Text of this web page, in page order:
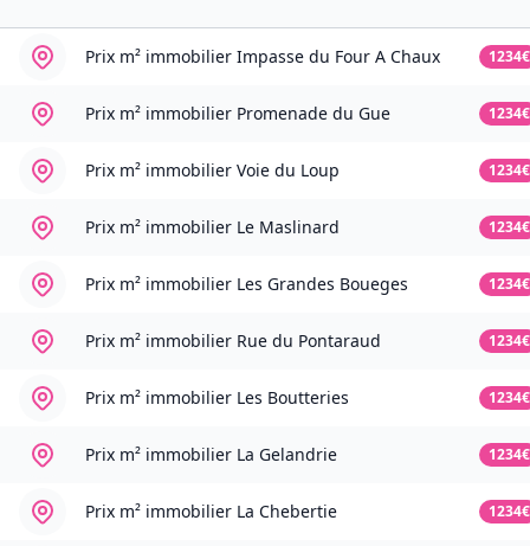
Prix m² immobilier Impasse du Four A Chaux 1234€
Prix m² immobilier Promenade du Gue 1234€
Prix m² immobilier Voie du Loup 1234€
Prix m² immobilier Le Maslinard 1234€
Prix m² immobilier Les Grandes Boueges 1234€
Prix m² immobilier Rue du Pontaraud 1234€
Prix m² immobilier Les Boutteries 1234€
Prix m² immobilier La Gelandrie 1234€
Prix m² immobilier La Chebertie 1234€